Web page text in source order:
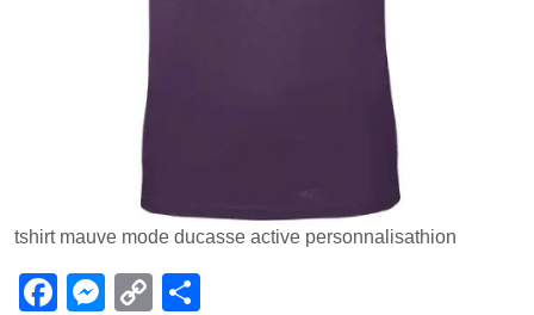
tshirt mauve mode ducasse active personnalisathion
F
M
C